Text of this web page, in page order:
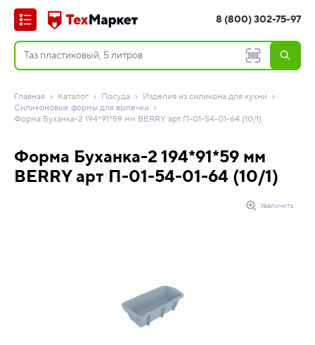
8 (800) 302-75-97
Главная Каталог Посуда
Изделия из силикона для кухни
Силиконовые формы для выпечки
Форма Буханка-2 194*91*59 мм BERRY арт П-01-54-01-64 (10/1)
Форма Буханка-2 194*91*59 мм
BERRY арт П-01-54-01-64 (10/1)
Увеличить